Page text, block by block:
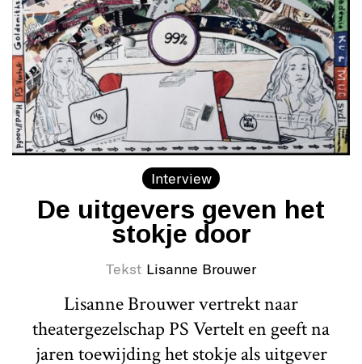
Interview
De uitgevers geven het
stokje door
Tekst Lisanne Brouwer
Lisanne Brouwer vertrekt naar
theatergezelschap PS Vertelt en geeft na
jaren toewijding het stokje als uitgever